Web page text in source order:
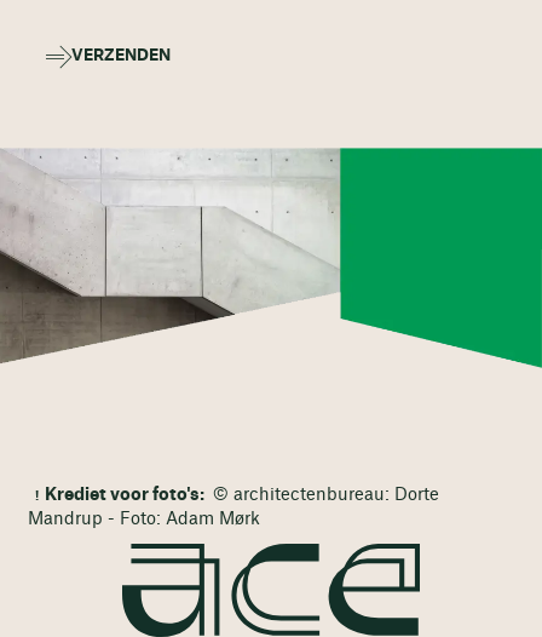
VERZENDEN
Krediet voor foto's: © architectenbureau: Dorte
Mandrup - Foto: Adam Mørk